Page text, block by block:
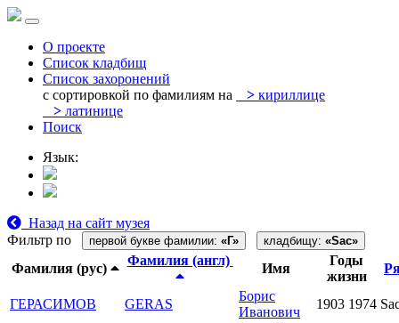
О проекте
Список кладбищ
Список захоронений
с сортировкой по фамилиям на
> кириллице
> латинице
Поиск
Язык:
Назад на сайт музея
Фильтр по
первой букве фамилии: «Г» кладбищу: «Sac»
Фамилия (рус)
Фамилия (англ)
Имя
Годы
жизни
ГЕРАСИМОВ GERAS
Борис
Иванович
1903 1974